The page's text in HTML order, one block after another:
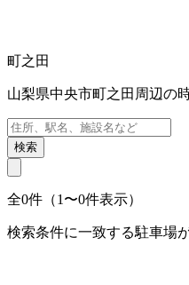
町之田
山梨県中央市町之田周辺の
検索
全0件（1〜0件表示）
検索条件に一致する駐車場